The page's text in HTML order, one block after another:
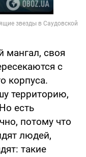
мангал, своя
с
корпуса.
территорию,
есть
потому что
людей,
такие